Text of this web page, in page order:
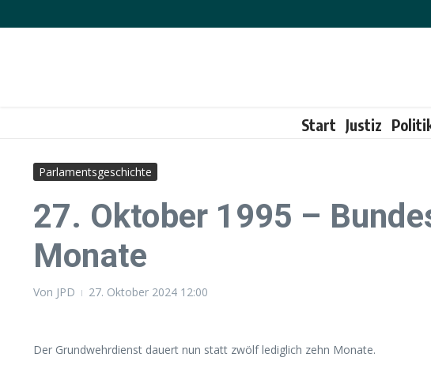
Start Justiz
Parlamentsgeschichte
27. Oktober 1995 –
Monate
Von JPD 27. Oktober 2024 12:00
Der Grundwehrdienst dauert nun statt zwölf lediglich zehn Monate.